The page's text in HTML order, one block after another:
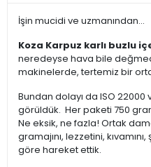
İşin mucidi ve uzmanından...
Koza Karpuz karlı buzlu
neredeyse hava bile
makinelerde, tertemiz bir
Bundan dolayı da ISO 22000
görüldük. Her paketi 750
Ne eksik, ne fazla! Ortak
gramajını, lezzetini,
göre hareket ettik.